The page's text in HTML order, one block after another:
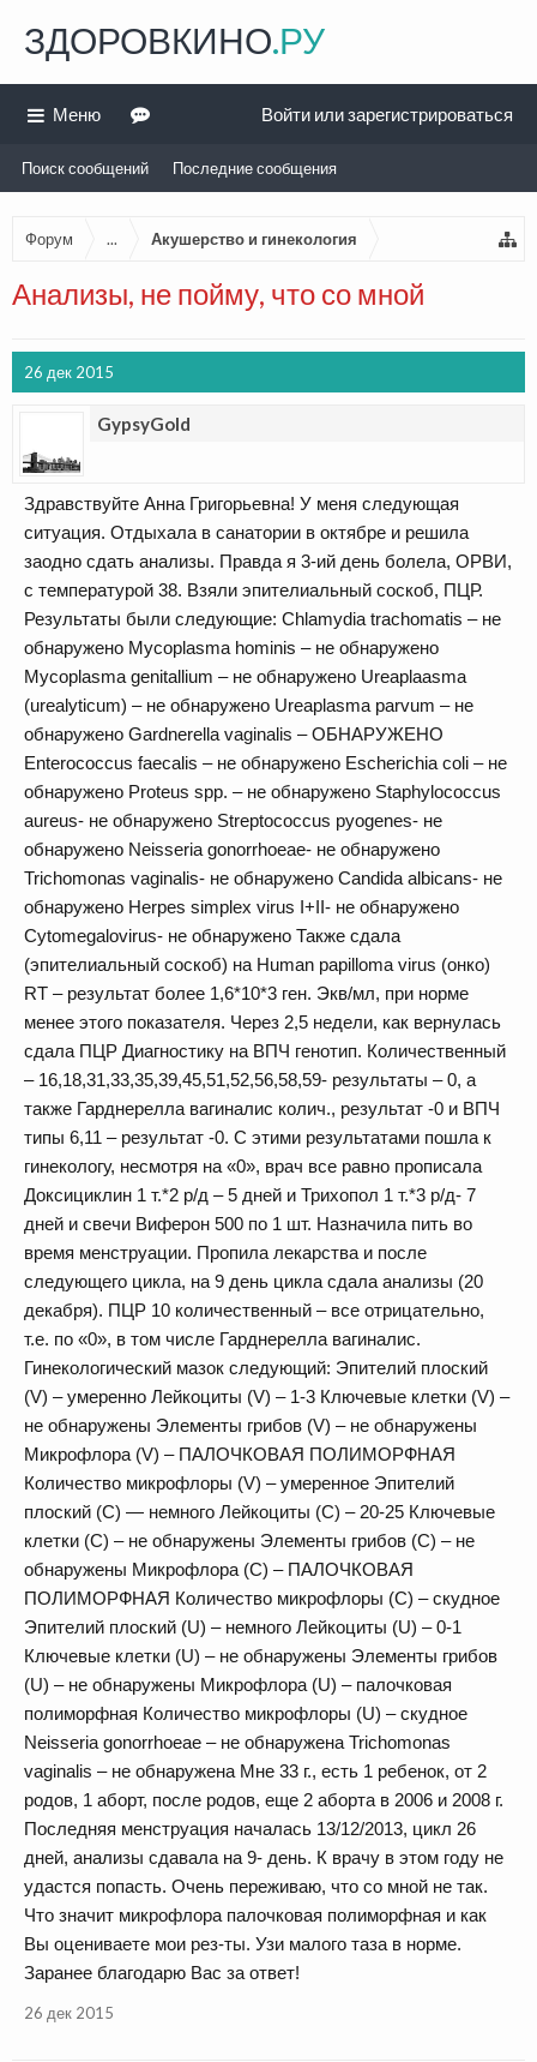
Форум ... Акушерство и гинекология
Анализы, не пойму, что со мной
26 дек 2015
GypsyGold
Здравствуйте Анна Григорьевна! У меня следующая
ситуация. Отдыхала в санатории в октябре и решила
заодно сдать анализы. Правда я 3-ий день болела, ОРВИ,
с температурой 38. Взяли эпителиальный соскоб, ПЦР.
Результаты были следующие: Chlamydia trachomatis – не
обнаружено Mycoplasma hominis – не обнаружено
Mycoplasma genitallium – не обнаружено Ureaplaasma
(urealyticum) – не обнаружено Ureaplasma parvum – не
обнаружено Gardnerella vaginalis – ОБНАРУЖЕНО
Enterococcus faecalis – не обнаружено Escherichia coli – не
обнаружено Proteus spp. – не обнаружено Staphylococcus
aureus- не обнаружено Streptococcus pyogenes- не
обнаружено Neisseria gonorrhoeae- не обнаружено
Trichomonas vaginalis- не обнаружено Candida albicans- не
обнаружено Herpes simplex virus I+II- не обнаружено
Cytomegalovirus- не обнаружено Также сдала
(эпителиальный соскоб) на Human papilloma virus (онко)
RT – результат более 1,6*10*3 ген. Экв/мл, при норме
менее этого показателя. Через 2,5 недели, как вернулась
сдала ПЦР Диагностику на ВПЧ генотип. Количественный
– 16,18,31,33,35,39,45,51,52,56,58,59- результаты – 0, а
также Гарднерелла вагиналис колич., результат -0 и ВПЧ
типы 6,11 – результат -0. С этими результатами пошла к
гинекологу, несмотря на «0», врач все равно прописала
Доксициклин 1 т.*2 р/д – 5 дней и Трихопол 1 т.*3 р/д- 7
дней и свечи Виферон 500 по 1 шт. Назначила пить во
время менструации. Пропила лекарства и после
следующего цикла, на 9 день цикла сдала анализы (20
декабря). ПЦР 10 количественный – все отрицательно,
т.е. по «0», в том числе Гарднерелла вагиналис.
Гинекологический мазок следующий: Эпителий плоский
(V) – умеренно Лейкоциты (V) – 1-3 Ключевые клетки (V) –
не обнаружены Элементы грибов (V) – не обнаружены
Микрофлора (V) – ПАЛОЧКОВАЯ ПОЛИМОРФНАЯ
Количество микрофлоры (V) – умеренное Эпителий
плоский (C) — немного Лейкоциты (C) – 20-25 Ключевые
клетки (С) – не обнаружены Элементы грибов (С) – не
обнаружены Микрофлора (C) – ПАЛОЧКОВАЯ
ПОЛИМОРФНАЯ Количество микрофлоры (С) – скудное
Эпителий плоский (U) – немного Лейкоциты (U) – 0-1
Ключевые клетки (U) – не обнаружены Элементы грибов
(U) – не обнаружены Микрофлора (U) – палочковая
полиморфная Количество микрофлоры (U) – скудное
Neisseria gonorrhoeae – не обнаружена Trichomonas
vaginalis – не обнаружена Мне 33 г., есть 1 ребенок, от 2
родов, 1 аборт, после родов, еще 2 аборта в 2006 и 2008 г.
Последняя менструация началась 13/12/2013, цикл 26
дней, анализы сдавала на 9- день. К врачу в этом году не
удастся попасть. Очень переживаю, что со мной не так.
Что значит микрофлора палочковая полиморфная и как
Вы оцениваете мои рез-ты. Узи малого таза в норме.
Заранее благодарю Вас за ответ!
26 дек 2015
ЗДОРОВКИНО.РУ
Меню
Поиск сообщений Последние сообщения
Войти или зарегистрироваться